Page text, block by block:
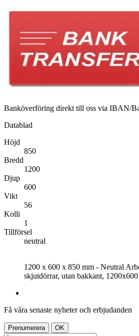
Banköverföring direkt till oss via IBAN/
Datablad
Höjd
850
Bredd
1200
Djup
600
Vikt
56
Kolli
1
Tillförsel
neutral
1200 x 600 x 850 mm - Neutral
skjutdörrar, utan bakkant,
Få våra senaste nyheter och erbjudanden